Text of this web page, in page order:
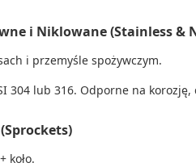
i Niklowane (Stainless &
i przemyśle spożywczym.
304 lub 316. Odporne na
koło.